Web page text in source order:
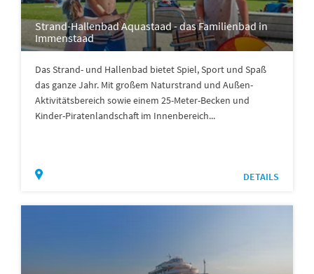
Strand-Hallenbad Aquastaad - das Familienbad in
Immenstaad
Das Strand- und Hallenbad bietet Spiel, Sport und Spaß
das ganze Jahr. Mit großem Naturstrand und Außen-
Aktivitätsbereich sowie einem 25-Meter-Becken und
Kinder-Piratenlandschaft im Innenbereich...
DETAILS